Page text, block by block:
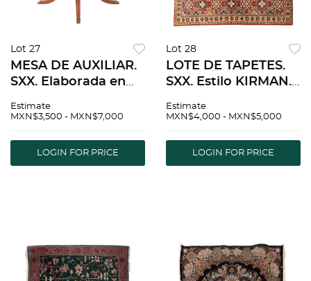
Lot 27
MESA DE AUXILIAR.
SXX. Elaborada en
circular, fuste a
y soportes con
casquillos.
Estimate
MXN$3,500 - MXN$7,000
LOGIN FOR PRICE
Lot 28
LOTE DE TAPETES.
SXX. Estilo KIRMAN.
de lana y
de conservaciÃƒÂ³n.
125 x 85 cm y 177 x 61
Estimate
MXN$4,000 - MXN$5,000
LOGIN FOR PRICE